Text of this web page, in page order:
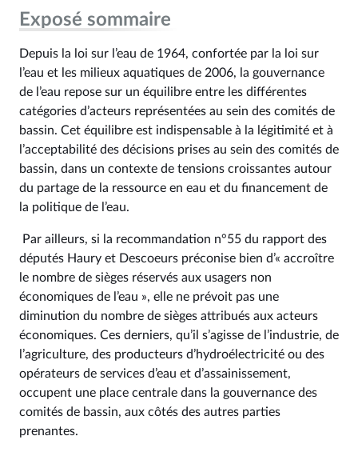
Exposé sommaire
Depuis la loi sur l’eau de 1964, confortée par la loi sur
l’eau et les milieux aquatiques de 2006, la gouvernance
de l’eau repose sur un équilibre entre les différentes
catégories d’acteurs représentées au sein des comités de
bassin. Cet équilibre est indispensable à la légitimité et à
l’acceptabilité des décisions prises au sein des comités de
bassin, dans un contexte de tensions croissantes autour
du partage de la ressource en eau et du financement de
la politique de l’eau.
Par ailleurs, si la recommandation n°55 du rapport des
députés Haury et Descoeurs préconise bien d’« accroître
le nombre de sièges réservés aux usagers non
économiques de l’eau », elle ne prévoit pas une
diminution du nombre de sièges attribués aux acteurs
économiques. Ces derniers, qu’il s’agisse de l’industrie, de
l’agriculture, des producteurs d’hydroélectricité ou des
opérateurs de services d’eau et d’assainissement,
occupent une place centrale dans la gouvernance des
comités de bassin, aux côtés des autres parties
prenantes.